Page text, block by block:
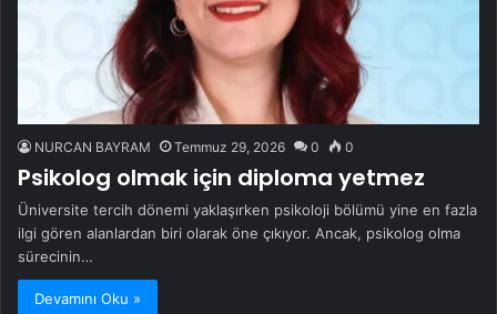
NURCAN BAYRAM Temmuz 29, 2026 0 0
Psikolog olmak için diploma yetmez
Üniversite tercih dönemi yaklaşırken psikoloji bölümü yine en fazla
ilgi gören alanlardan biri olarak öne çıkıyor. Ancak, psikolog olma
sürecinin…
Devamını Oku »